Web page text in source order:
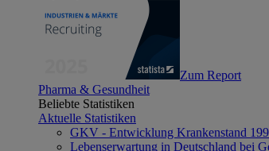
Zum Report
Pharma & Gesundheit
Beliebte Statistiken
Aktuelle Statistiken
GKV - Entwicklung Krankenstand
Lebenserwartung in Deutschland bei